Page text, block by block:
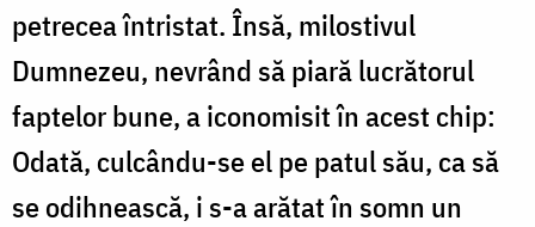
petrecea întristat. Însă, milostivul
Dumnezeu, nevrând să piară lucrătorul
faptelor bune, a iconomisit în acest chip:
Odată, culcându-se el pe patul său, ca să
se odihnească, i s-a arătat în somn un